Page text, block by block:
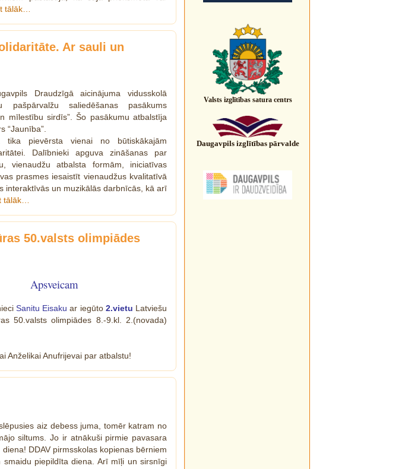
tālāk…
Ar sauli un
Draudzīgā aicinājuma vidusskolā
pašpārvalžu saliedēšanas pasākums
mīlestību sirdīs”. Šo pasākumu atbalstīja
“Jaunība”.
tika pievērsta vienai no būtiskākajām
Dalībnieki apguva zināšanas par
vienaudžu atbalsta formām, iniciatīvas
prasmes iesaistīt vienaudžus kvalitatīvā
interaktīvās un muzikālās darbnīcās, kā arī
tālāk…
50.valsts olimpiādes
Apsveicam
Sanitu Eisaku ar iegūto 2.vietu Latviešu
50.valsts olimpiādes 8.-9.kl. 2.(novada)
Anželikai Anufrijevai par atbalstu!
aiz debess juma, tomēr katram no
siltums. Jo ir atnākuši pirmie pavasara
DDAV pirmsskolas kopienas bērniem
piepildīta diena. Arī mīļi un sirsnīgi
Valsts izglītības satura centrs
Daugavpils izglītības pārvalde